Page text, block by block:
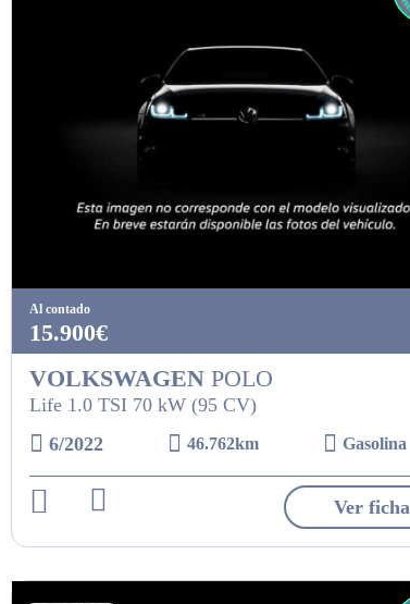
Al contado
15.900€
VOLKSWAGENPOLO
Life 1.0 TSI 70 kW (95 CV)
6/2022
46.762km Gasolina
Ver ficha